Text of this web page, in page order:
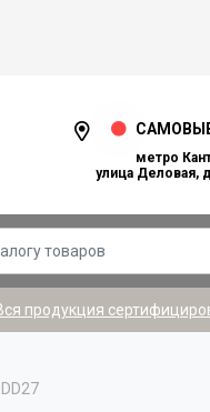
метро
улица Деловая,
продукция